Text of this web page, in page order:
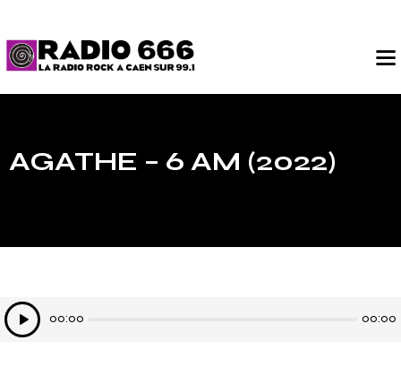
AGATHE – 6 AM (2022)
Lecteur
audio
00:00 00:00